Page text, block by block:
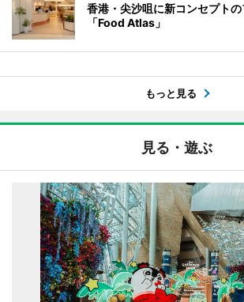
香港・尖沙咀に新コンセプト
「Food Atlas」
もっと見る
見る・遊ぶ